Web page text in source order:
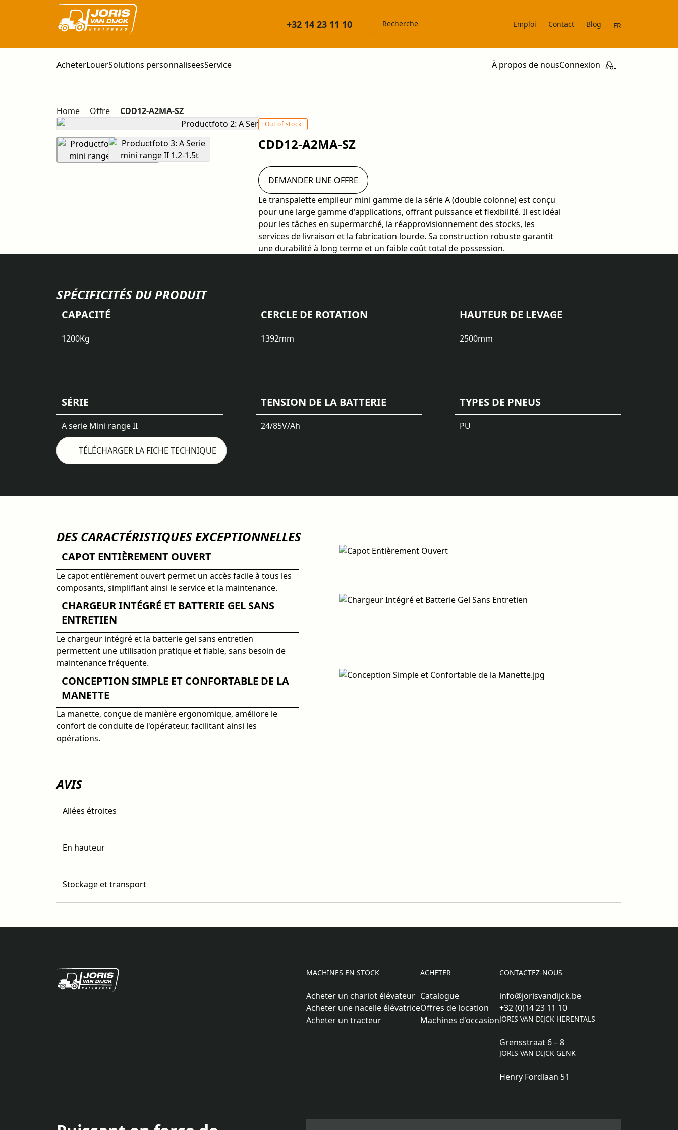
+32 14 23 11 10 Emploi Contact Blog FR
AcheterLouerSolutions personnaliseesService À propos de nousConnexion
Home Offre CDD12-A2MA-SZ
[Out of stock]
CDD12-A2MA-SZ
Le transpalette empileur mini gamme de la série A (double colonne) est conçu
pour une large gamme d'applications, offrant puissance et flexibilité. Il est idéal
pour les tâches en supermarché, la réapprovisionnement des stocks, les
services de livraison et la fabrication lourde. Sa construction robuste garantit
une durabilité à long terme et un faible coût total de possession.
DEMANDER UNE OFFRE
SPÉCIFICITÉS DU PRODUIT
CAPACITÉ
1200Kg
CERCLE DE ROTATION
1392mm
HAUTEUR DE LEVAGE
2500mm
SÉRIE
A serie Mini range II
TENSION DE LA BATTERIE
24/85V/Ah
TYPES DE PNEUS
PU
TÉLÉCHARGER LA FICHE TECHNIQUE
DES CARACTÉRISTIQUES EXCEPTIONNELLES
CAPOT ENTIÈREMENT OUVERT
Le capot entièrement ouvert permet un accès facile à tous les
composants, simplifiant ainsi le service et la maintenance.
CHARGEUR INTÉGRÉ ET BATTERIE GEL SANS
ENTRETIEN
Le chargeur intégré et la batterie gel sans entretien
permettent une utilisation pratique et fiable, sans besoin de
maintenance fréquente.
CONCEPTION SIMPLE ET CONFORTABLE DE LA
MANETTE
La manette, conçue de manière ergonomique, améliore le
confort de conduite de l'opérateur, facilitant ainsi les
opérations.
AVIS
Allées étroites
En hauteur
Stockage et transport
MACHINES EN STOCK
Acheter un chariot élévateur
Acheter une nacelle élévatrice
Acheter un tracteur
ACHETER
Catalogue
Offres de location
Machines d'occasion
CONTACTEZ-NOUS
info@jorisvandijck.be
+32 (0)14 23 11 10
JORIS VAN DIJCK HERENTALS
Grensstraat 6 – 8
JORIS VAN DIJCK GENK
Henry Fordlaan 51